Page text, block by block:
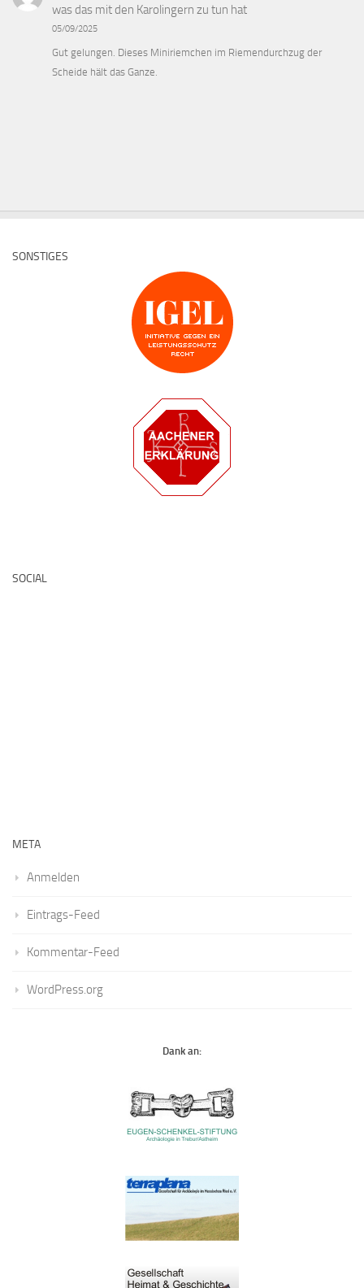
was das mit den Karolingern zu tun hat
05/09/2025
Gut gelungen. Dieses Miniriemchen im Riemendurchzug der
Scheide hält das Ganze.
SONSTIGES
SOCIAL
META
Anmelden
Eintrags-Feed
Kommentar-Feed
WordPress.org
Dank an: